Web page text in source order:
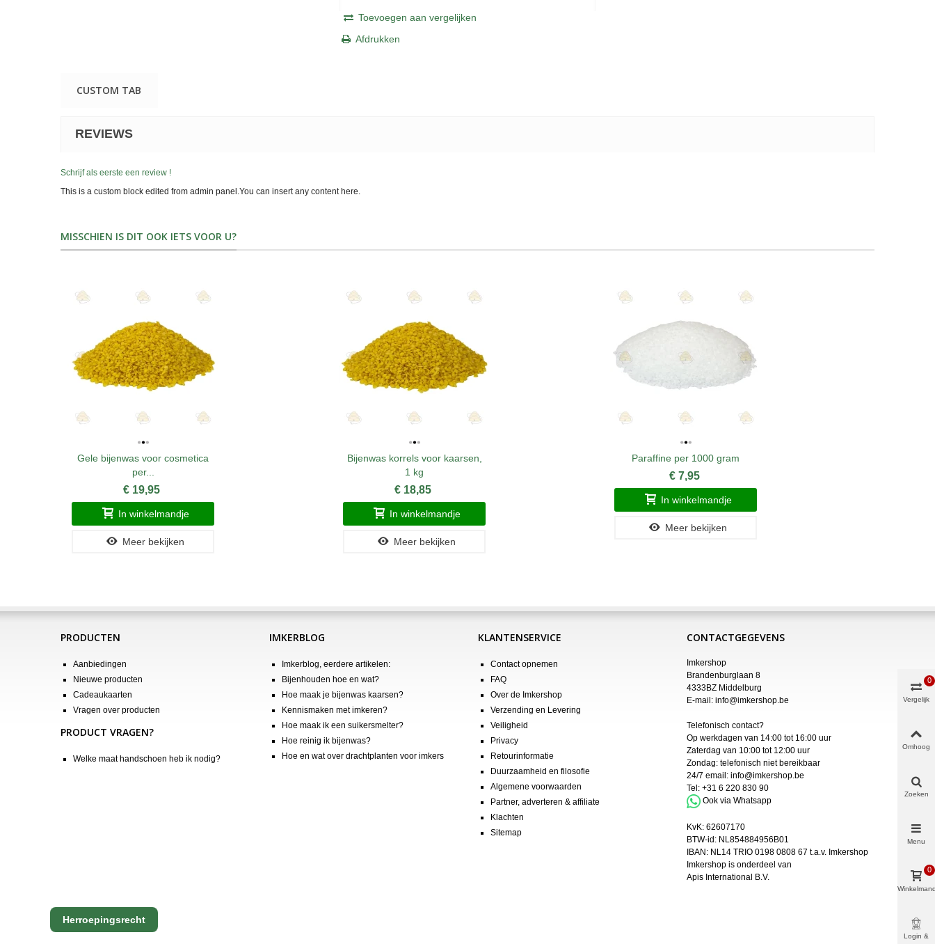
Toevoegen aan vergelijken
Afdrukken
CUSTOM TAB
REVIEWS
Schrijf als eerste een review !
This is a custom block edited from admin panel.You can insert any content here.
MISSCHIEN IS DIT OOK IETS VOOR U?
Gele bijenwas voor cosmetica
per...
€ 19,95
In winkelmandje
Meer bekijken
Bijenwas korrels voor kaarsen,
1 kg
€ 18,85
In winkelmandje
Meer bekijken
Paraffine per 1000 gram
€ 7,95
In winkelmandje
Meer bekijken
PRODUCTEN
Aanbiedingen
Nieuwe producten
Cadeaukaarten
Vragen over producten
PRODUCT VRAGEN?
Welke maat handschoen heb ik nodig?
IMKERBLOG
Imkerblog, eerdere artikelen:
Bijenhouden hoe en wat?
Hoe maak je bijenwas kaarsen?
Kennismaken met imkeren?
Hoe maak ik een suikersmelter?
Hoe reinig ik bijenwas?
Hoe en wat over drachtplanten voor imkers
KLANTENSERVICE
Contact opnemen
FAQ
Over de Imkershop
Verzending en Levering
Veiligheid
Privacy
Retourinformatie
Duurzaamheid en filosofie
Algemene voorwaarden
Partner, adverteren & affiliate
Klachten
Sitemap
CONTACTGEGEVENS
Imkershop
Brandenburglaan 8
4333BZ Middelburg
E-mail: info@imkershop.be
Telefonisch contact?
Op werkdagen van 14:00 tot 16:00 uur
Zaterdag van 10:00 tot 12:00 uur
Zondag: telefonisch niet bereikbaar
24/7 email: info@imkershop.be
Tel: +31 6 220 830 90
Ook via Whatsapp
KvK: 62607170
BTW-id: NL854884956B01
IBAN: NL14 TRIO 0198 0808 67 t.a.v. Imkershop
Imkershop is onderdeel van
Apis International B.V.
Herroepingsrecht
Vergelijk
0
Omhoog
Zoeken
Menu
0
Login &